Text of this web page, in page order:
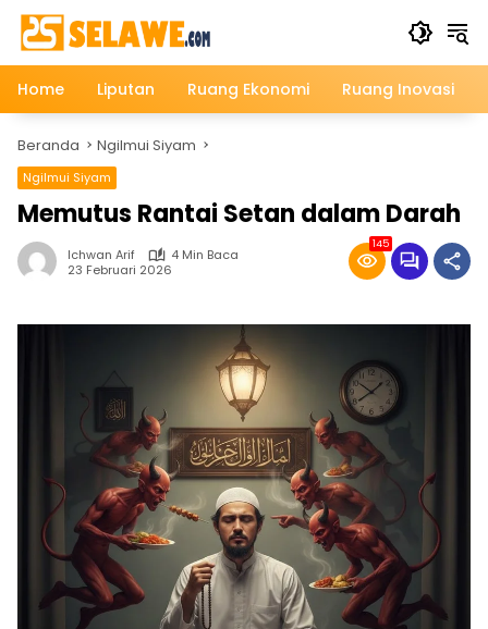
Langsung
konten
Home
Liputan Ruang Ekonomi Ruang Inovasi
Beranda Ngilmui Siyam
Ngilmui Siyam
Memutus Rantai Setan dalam Darah
Ichwan Arif
4 Min Baca
23 Februari 2026
145